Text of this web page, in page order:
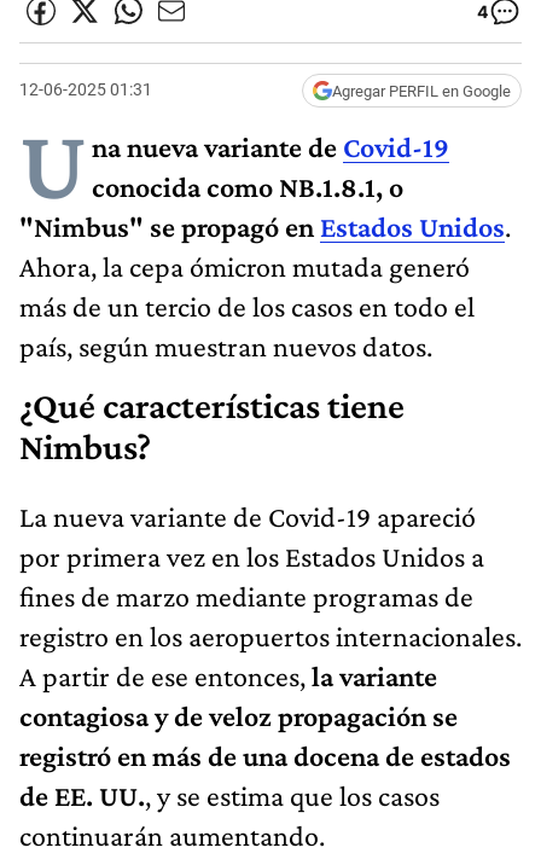
4
12-06-2025 01:31 Agregar PERFIL en Google
U na nueva variante de Covid-19
conocida como NB.1.8.1, o
"Nimbus" se propagó en Estados Unidos.
Ahora, la cepa ómicron mutada generó
más de un tercio de los casos en todo el
país, según muestran nuevos datos.
¿Qué características tiene
Nimbus?
La nueva variante de Covid-19 apareció
por primera vez en los Estados Unidos a
fines de marzo mediante programas de
registro en los aeropuertos internacionales.
A partir de ese entonces,la variante
contagiosa y de veloz propagación se
registró en más de una docena de estados
de EE. UU., y se estima que los casos
continuarán aumentando.